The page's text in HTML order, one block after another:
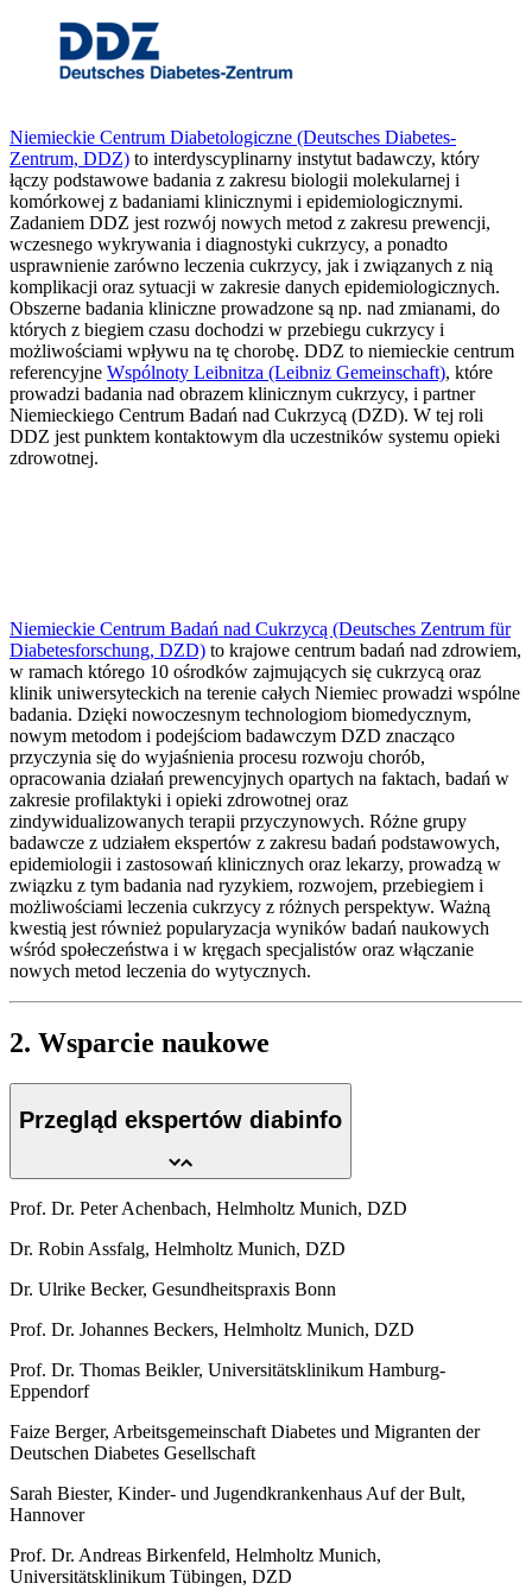
Niemieckie Centrum Diabetologiczne (Deutsches Diabetes-
Zentrum, DDZ) to interdyscyplinarny instytut badawczy, który
łączy podstawowe badania z zakresu biologii molekularnej i
komórkowej z badaniami klinicznymi i epidemiologicznymi.
Zadaniem DDZ jest rozwój nowych metod z zakresu prewencji,
wczesnego wykrywania i diagnostyki cukrzycy, a ponadto
usprawnienie zarówno leczenia cukrzycy, jak i związanych z nią
komplikacji oraz sytuacji w zakresie danych epidemiologicznych.
Obszerne badania kliniczne prowadzone są np. nad zmianami, do
których z biegiem czasu dochodzi w przebiegu cukrzycy i
możliwościami wpływu na tę chorobę. DDZ to niemieckie centrum
referencyjne Wspólnoty Leibnitza (Leibniz Gemeinschaft), które
prowadzi badania nad obrazem klinicznym cukrzycy, i partner
Niemieckiego Centrum Badań nad Cukrzycą (DZD). W tej roli
DDZ jest punktem kontaktowym dla uczestników systemu opieki
zdrowotnej.
Niemieckie Centrum Badań nad Cukrzycą (Deutsches Zentrum für
Diabetesforschung, DZD) to krajowe centrum badań nad zdrowiem,
w ramach którego 10 ośrodków zajmujących się cukrzycą oraz
klinik uniwersyteckich na terenie całych Niemiec prowadzi wspólne
badania. Dzięki nowoczesnym technologiom biomedycznym,
nowym metodom i podejściom badawczym DZD znacząco
przyczynia się do wyjaśnienia procesu rozwoju chorób,
opracowania działań prewencyjnych opartych na faktach, badań w
zakresie profilaktyki i opieki zdrowotnej oraz
zindywidualizowanych terapii przyczynowych. Różne grupy
badawcze z udziałem ekspertów z zakresu badań podstawowych,
epidemiologii i zastosowań klinicznych oraz lekarzy, prowadzą w
związku z tym badania nad ryzykiem, rozwojem, przebiegiem i
możliwościami leczenia cukrzycy z różnych perspektyw. Ważną
kwestią jest również popularyzacja wyników badań naukowych
wśród społeczeństwa i w kręgach specjalistów oraz włączanie
nowych metod leczenia do wytycznych.
2. Wsparcie naukowe
Przegląd ekspertów diabinfo
Prof. Dr. Peter Achenbach, Helmholtz Munich, DZD
Dr. Robin Assfalg, Helmholtz Munich, DZD
Dr. Ulrike Becker, Gesundheitspraxis Bonn
Prof. Dr. Johannes Beckers, Helmholtz Munich, DZD
Prof. Dr. Thomas Beikler, Universitätsklinikum Hamburg-
Eppendorf
Faize Berger, Arbeitsgemeinschaft Diabetes und Migranten der
Deutschen Diabetes Gesellschaft
Sarah Biester, Kinder- und Jugendkrankenhaus Auf der Bult,
Hannover
Prof. Dr. Andreas Birkenfeld, Helmholtz Munich,
Universitätsklinikum Tübingen, DZD